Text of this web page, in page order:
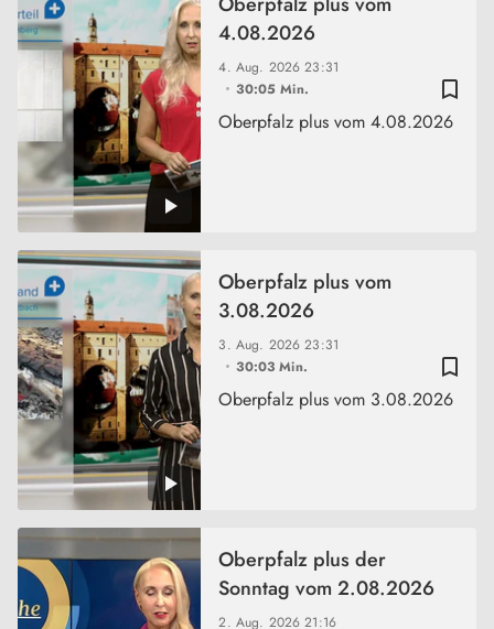
bookmark_border
4. Aug. 202623:31
30:05 Min.
4.08.2026
Oberpfalz plus vom 4.08.2026
bookmark_border
3. Aug. 202623:31
30:03 Min.
Oberpfalz plus vom
3.08.2026
Oberpfalz plus vom 3.08.2026
2. Aug. 202621:16
Oberpfalz plus der
Sonntag vom 2.08.2026